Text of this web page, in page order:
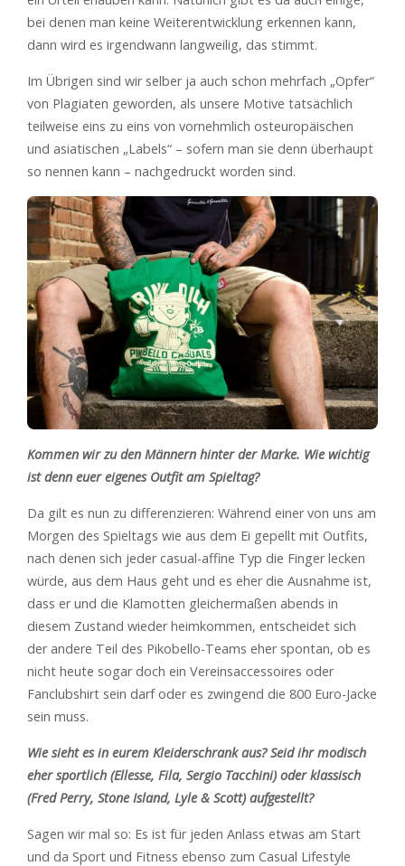
bei denen man keine Weiterentwicklung erkennen kann,
dann wird es irgendwann langweilig, das stimmt.
Im Übrigen sind wir selber ja auch schon mehrfach „Opfer“
von Plagiaten geworden, als unsere Motive tatsächlich
teilweise eins zu eins von vornehmlich osteuropäischen
und asiatischen „Labels“ – sofern man sie denn überhaupt
so nennen kann – nachgedruckt worden sind.
Kommen wir zu den Männern hinter der Marke. Wie wichtig
ist denn euer eigenes Outfit am Spieltag?
Da gilt es nun zu differenzieren: Während einer von uns am
Morgen des Spieltags wie aus dem Ei gepellt mit Outfits,
nach denen sich jeder casual-affine Typ die Finger lecken
würde, aus dem Haus geht und es eher die Ausnahme ist,
dass er und die Klamotten gleichermaßen abends in
diesem Zustand wieder heimkommen, entscheidet sich
der andere Teil des Pikobello-Teams eher spontan, ob es
nicht heute sogar doch ein Vereinsaccessoires oder
Fanclubshirt sein darf oder es zwingend die 800 Euro-Jacke
sein muss.
Wie sieht es in eurem Kleiderschrank aus? Seid ihr modisch
eher sportlich (Ellesse, Fila, Sergio Tacchini) oder klassisch
(Fred Perry, Stone Island, Lyle & Scott) aufgestellt?
Sagen wir mal so: Es ist für jeden Anlass etwas am Start
und da Sport und Fitness ebenso zum Casual Lifestyle